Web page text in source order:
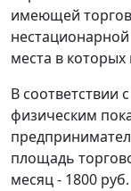
имеющей
места в
В соответствии с
физическим
площадь
месяц - 1800 руб.